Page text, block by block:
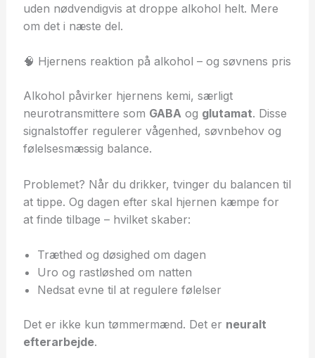
uden nødvendigvis at droppe alkohol helt. Mere
om det i næste del.
🧠 Hjernens reaktion på alkohol – og søvnens pris
Alkohol påvirker hjernens kemi, særligt
neurotransmittere som GABAog glutamat. Disse
signalstoffer regulerer vågenhed, søvnbehov og
følelsesmæssig balance.
Problemet? Når du drikker, tvinger du balancen til
at tippe. Og dagen efter skal hjernen kæmpe for
at finde tilbage – hvilket skaber:
Træthed og døsighed om dagen
Uro og rastløshed om natten
Nedsat evne til at regulere følelser
Det er ikke kun tømmermænd. Det er neuralt
efterarbejde.